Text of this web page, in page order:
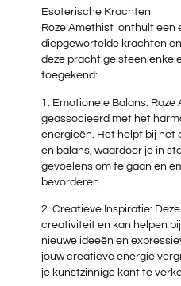
Esoterische Krachten
Roze Amethist onthult een
diepgewortelde krachten
deze prachtige steen
toegekend:
1. Emotionele Balans:
geassocieerd met het
energieën. Het helpt bij het
en balans, waardoor je in
gevoelens om te gaan en
bevorderen.
2. Creatieve Inspiratie:
creativiteit en kan helpen
nieuwe ideeën en
jouw creatieve energie
je kunstzinnige kant te